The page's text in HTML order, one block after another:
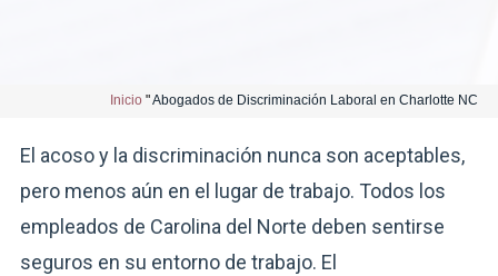
Inicio "Abogados de Discriminación Laboral en Charlotte NC
El acoso y la discriminación nunca son aceptables,
pero menos aún en el lugar de trabajo. Todos los
empleados de Carolina del Norte deben sentirse
seguros en su entorno de trabajo. El